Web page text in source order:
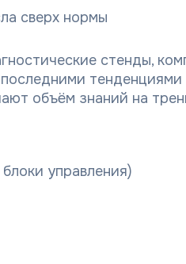
сверх нормы
стенды,
объём знаний на
управления)